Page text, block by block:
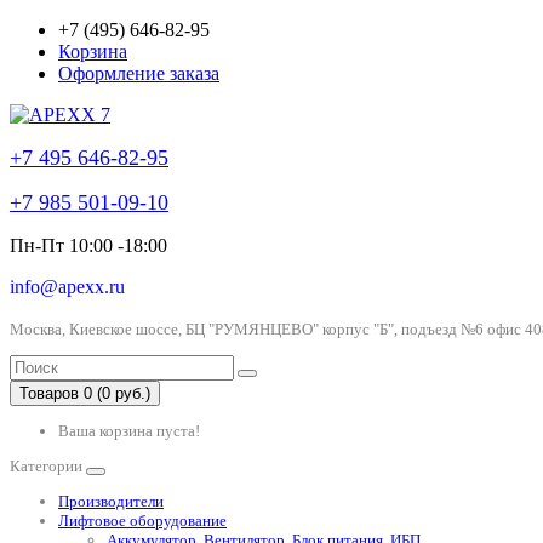
+7 (495) 646-82-95
Корзина
Оформление заказа
+7 495 646-82-95
+7 985 501-09-10
Пн-Пт 10:00 -18:00
info@apexx.ru
Москва, Киевское шоссе, БЦ "РУМЯНЦЕВО" корпус "Б", подъезд №6 офис
Товаров 0 (0 руб.)
Ваша корзина пуста!
Категории
Производители
Лифтовое оборудование